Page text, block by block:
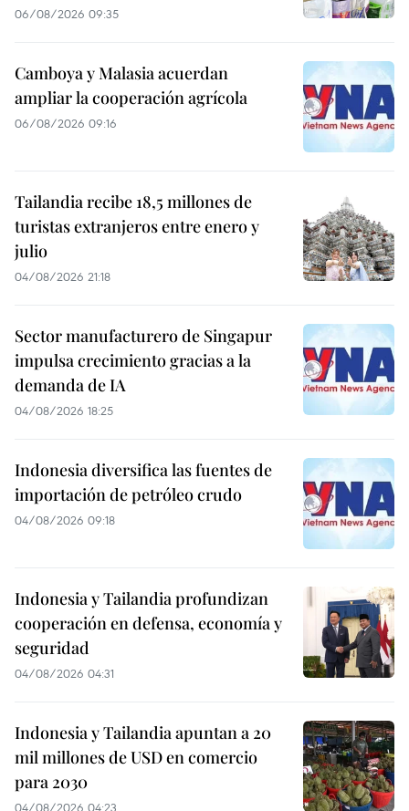
06/08/2026 09:35
Camboya y Malasia acuerdan
ampliar la cooperación agrícola
06/08/2026 09:16
Tailandia recibe 18,5 millones de
turistas extranjeros entre enero y
julio
04/08/2026 21:18
Sector manufacturero de Singapur
impulsa crecimiento gracias a la
demanda de IA
04/08/2026 18:25
Indonesia diversifica las fuentes de
importación de petróleo crudo
04/08/2026 09:18
Indonesia y Tailandia profundizan
cooperación en defensa, economía y
seguridad
04/08/2026 04:31
Indonesia y Tailandia apuntan a 20
mil millones de USD en comercio
para 2030
04/08/2026 04:23